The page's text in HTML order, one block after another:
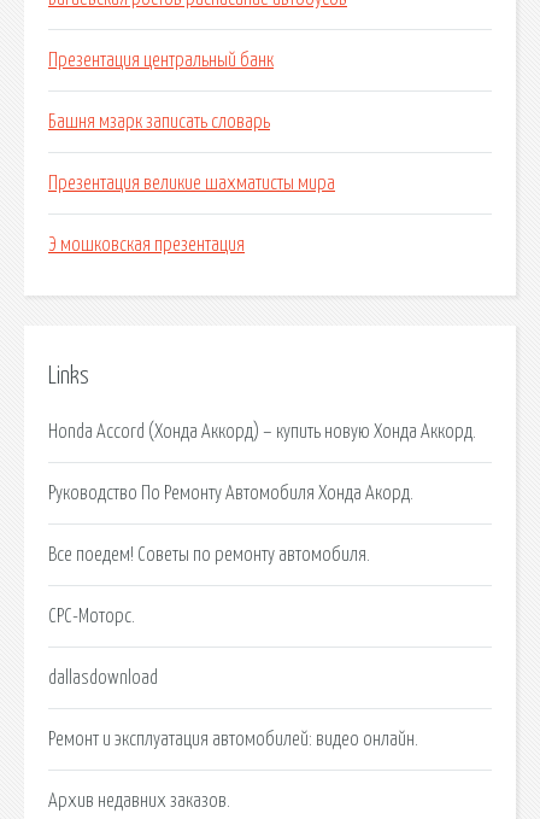
Презентация центральный банк
Башня мзарк записать словарь
Презентация великие шахматисты мира
Э мошковская презентация
Links
Honda Accord (Хонда Аккорд) – купить новую Хонда Аккорд.
Руководство По Ремонту Автомобиля Хонда Акорд.
Все поедем! Советы по ремонту автомобиля.
СРС-Моторс.
dallasdownload
Ремонт и эксплуатация автомобилей: видео онлайн.
Архив недавних заказов.